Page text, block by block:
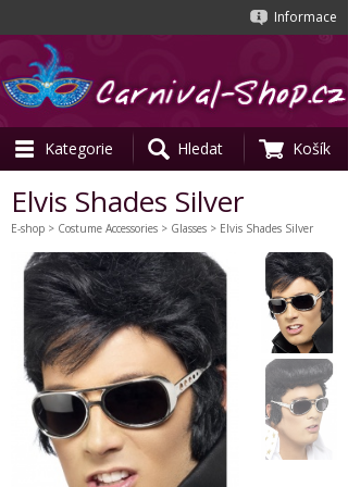
Informace
Kategorie Hledat Košík
Elvis Shades Silver
E-shop > Costume Accessories > Glasses > Elvis Shades Silver